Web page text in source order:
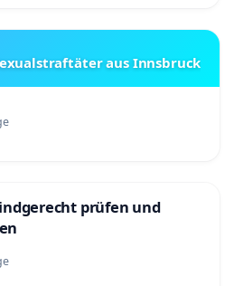
aus Innsbruck
prüfen und